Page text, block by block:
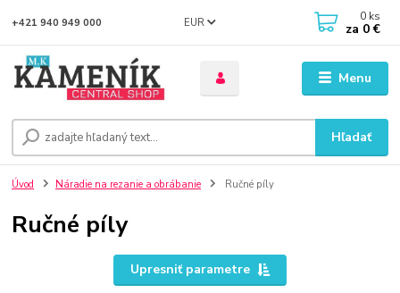
Menu
EUR
Hľadať
+421 940 949 000 0 ks
za 0 €
Úvod Náradie na rezanie a obrábanie Ručné píly
Ručné píly
Upresniť parametre